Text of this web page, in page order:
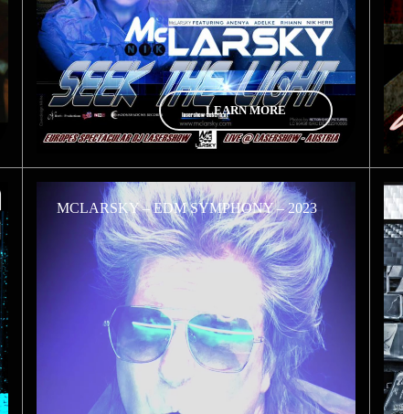
LEARN MORE
MCLARSKY – EDM SYMPHONY – 2023